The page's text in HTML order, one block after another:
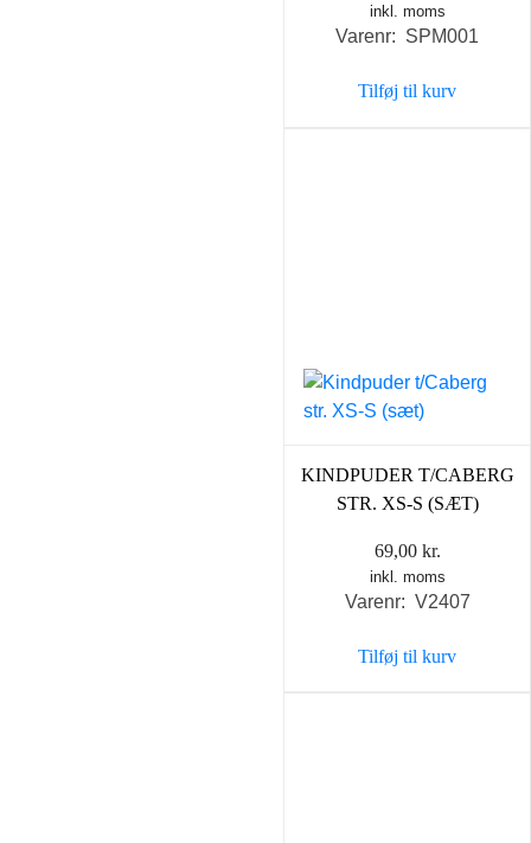
oprindelige
pris
139,00 kr..
inkl. moms
Varenr: SPM001
Tilføj til kurv
KINDPUDER T/CABERG
STR. XS-S (SÆT)
69,00 kr.
inkl. moms
Varenr: V2407
Tilføj til kurv